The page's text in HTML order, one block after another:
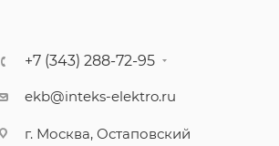
+7 (343) 288-72-95
ekb@inteks-elektro.ru
г. Москва, Остаповский